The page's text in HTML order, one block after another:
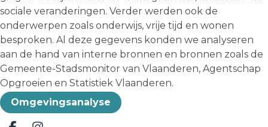
sociale veranderingen. Verder werden ook de
onderwerpen zoals onderwijs, vrije tijd en wonen
besproken. Al deze gegevens konden we analyseren
aan de hand van interne bronnen en bronnen zoals de
Gemeente-Stadsmonitor van Vlaanderen, Agentschap
Opgroeien en Statistiek Vlaanderen.
Omgevingsanalyse